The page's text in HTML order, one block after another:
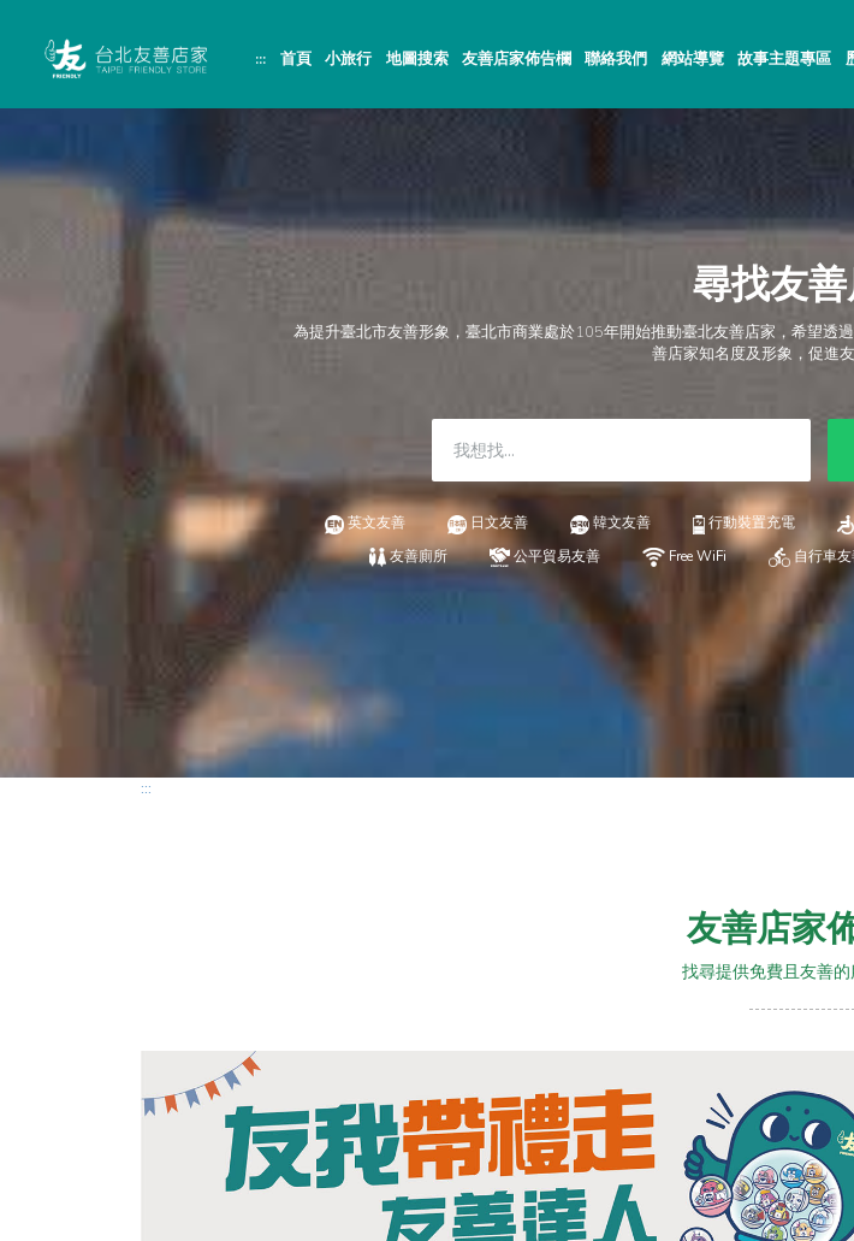
容
::: 首頁 小旅行 地圖搜索 友善店家佈告欄 聯絡我們 網站導覽 故事主題專區
尋找友
為提升臺北市友善形象，臺北市商業處於105年開始推動臺北友善店家，希望透
善店家知名度及形象，促進
英文友善 日文友善 韓文友善 行動裝置充電
友善廁所
公平貿易友善 Free WiFi 自行車
:::
友善店家
找尋提供免費且友善